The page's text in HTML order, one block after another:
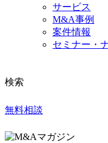
サービス
M&A事例
案件情報
セミナー・
検索
無料相談